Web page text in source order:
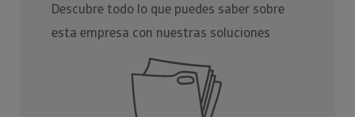
Descubre todo lo que puedes saber sobre
esta empresa con nuestras soluciones